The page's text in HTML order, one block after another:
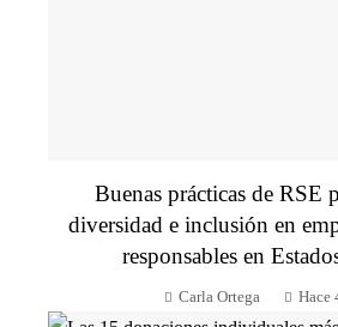
Buenas prácticas de RSE
diversidad e inclusión en
responsables en
Carla Ortega Hace